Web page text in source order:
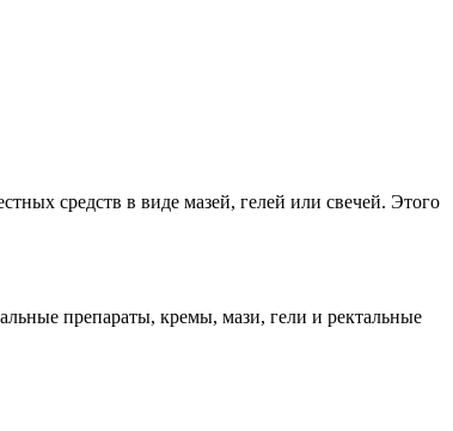
средств в виде мазей, гелей или свечей. Этого
препараты, кремы, мази, гели и ректальные